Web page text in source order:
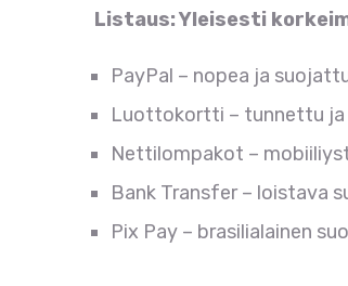
Listaus: Yleisesti
PayPal – nopea ja
Luottokortti – tunnettu ja
Nettilompakot –
Bank Transfer – loistava
Pix Pay – brasilialainen